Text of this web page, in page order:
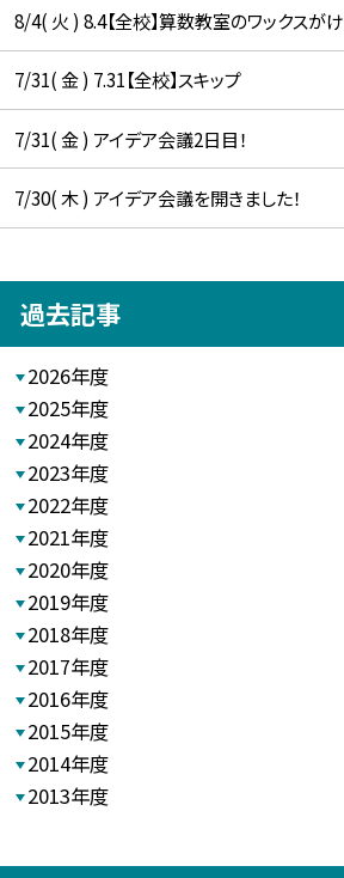
8/4( 火 ) 8.4【全校】算数教室のワックスがけ
7/31( 金 ) 7.31【全校】スキップ
7/31( 金 ) アイデア会議2日目！
7/30( 木 ) アイデア会議を開きました！
過去記事
2026年度
2025年度
2024年度
2023年度
2022年度
2021年度
2020年度
2019年度
2018年度
2017年度
2016年度
2015年度
2014年度
2013年度